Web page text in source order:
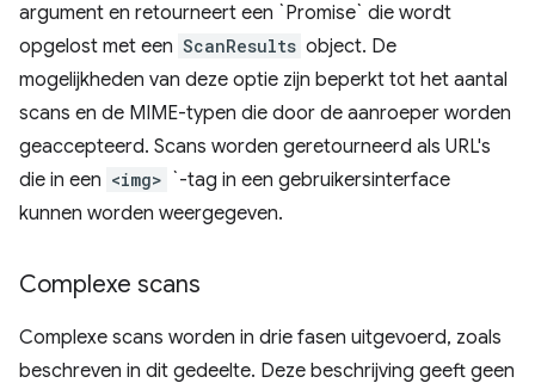
argument en retourneert een `Promise` die wordt
opgelost met een ScanResults object. De
mogelijkheden van deze optie zijn beperkt tot het aantal
scans en de MIME-typen die door de aanroeper worden
geaccepteerd. Scans worden geretourneerd als URL's
die in een <img> `-tag in een gebruikersinterface
kunnen worden weergegeven.
Complexe scans
Complexe scans worden in drie fasen uitgevoerd, zoals
beschreven in dit gedeelte. Deze beschrijving geeft geen